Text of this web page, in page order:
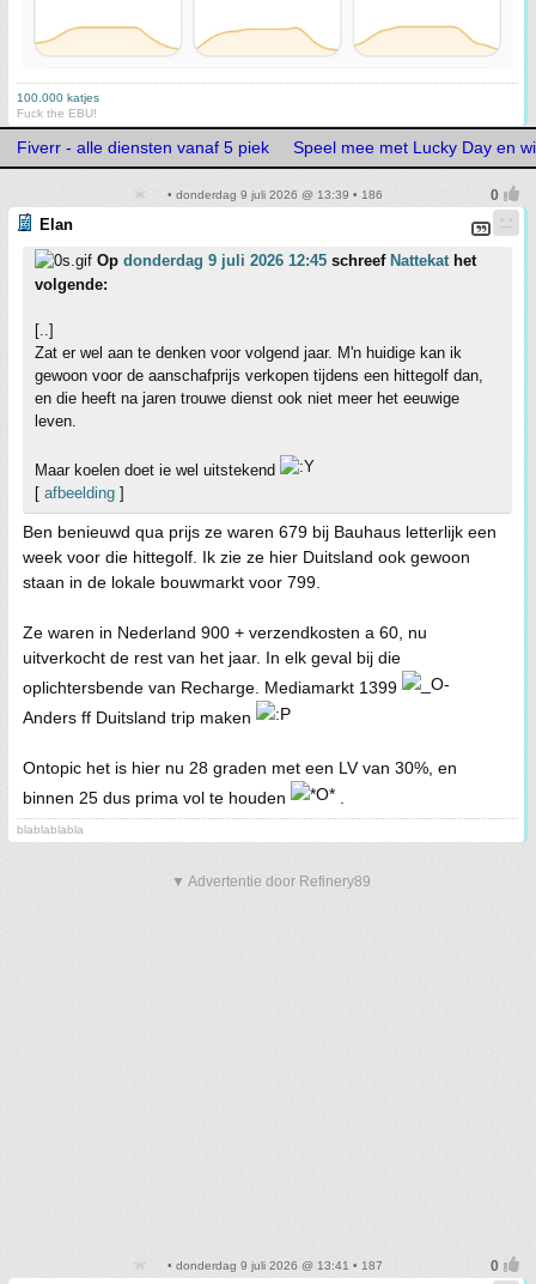
100.000 katjes
Fuck the EBU!
Fiverr - alle diensten vanaf 5 piek Speel mee met Lucky Day en
• donderdag 9 juli 2026 @ 13:39 • 186
Elan
Op donderdag 9 juli 2026 12:45 schreef Nattekat het
volgende:
[..]
Zat er wel aan te denken voor volgend jaar. M'n huidige kan ik
gewoon voor de aanschafprijs verkopen tijdens een hittegolf dan,
en die heeft na jaren trouwe dienst ook niet meer het eeuwige
leven.
Maar koelen doet ie wel uitstekend
[ afbeelding ]
Ben benieuwd qua prijs ze waren 679 bij Bauhaus letterlijk een
week voor die hittegolf. Ik zie ze hier Duitsland ook gewoon
staan in de lokale bouwmarkt voor 799.
Ze waren in Nederland 900 + verzendkosten a 60, nu
uitverkocht de rest van het jaar. In elk geval bij die
oplichtersbende van Recharge. Mediamarkt 1399
Anders ff Duitsland trip maken
Ontopic het is hier nu 28 graden met een LV van 30%, en
binnen 25 dus prima vol te houden
blablablabla
▼ Advertentie door Refinery89
• donderdag 9 juli 2026 @ 13:41 • 187